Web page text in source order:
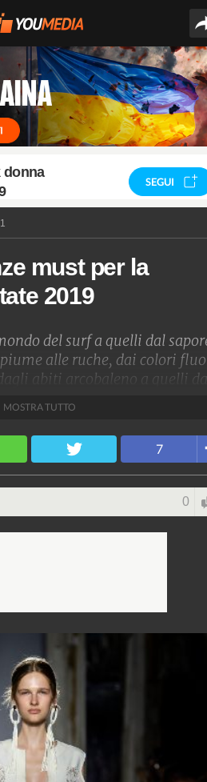
donna
SEGUI
must per la
2019
del surf a quelli dal
alle ruche, dai colori fluo
abiti arcobaleno a quelli
Milano Fashion Week.
-138.069 foto
MOSTRA TUTTO
7
0